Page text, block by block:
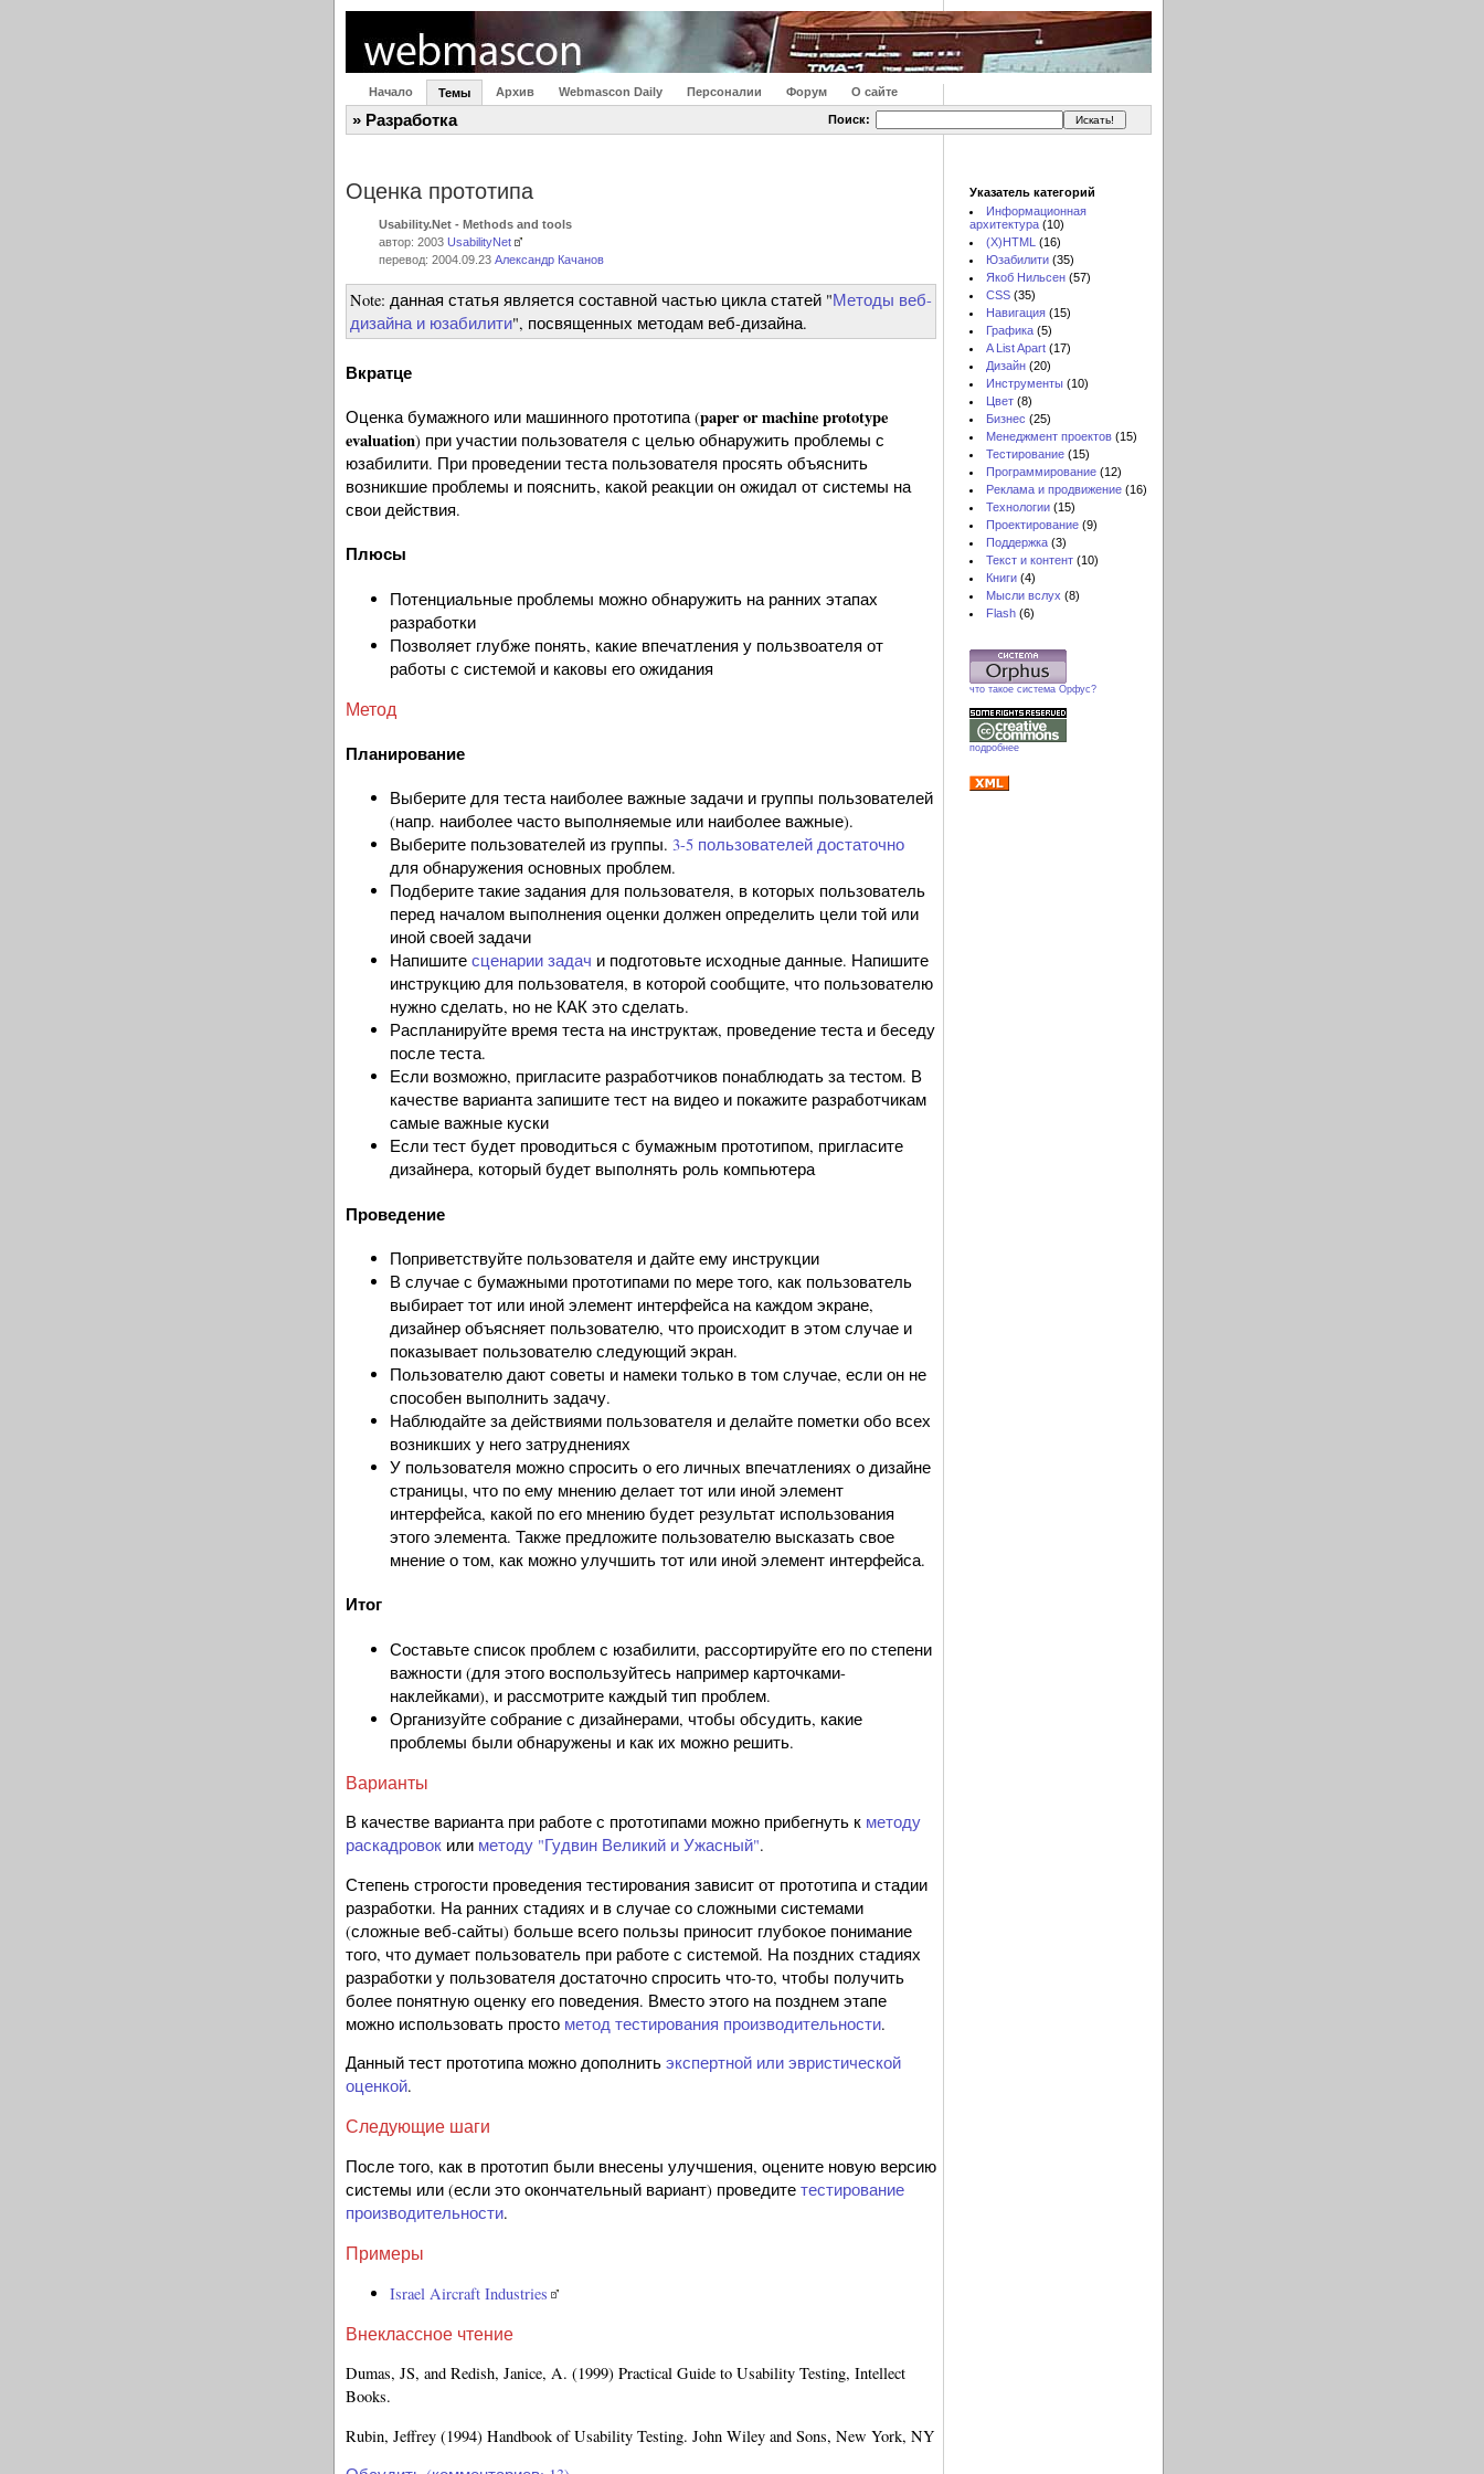
Начало Темы Архив Webmascon Daily Персоналии Форум О сайте
» Разработка Поиск:
Оценка прототипа
Usability.Net - Methods and tools
автор: 2003 UsabilityNet
перевод: 2004.09.23 Александр Качанов
Note: данная статья является составной частью цикла статей "Методы веб-
дизайна и юзабилити", посвященных методам веб-дизайна.
Вкратце
Оценка бумажного или машинного прототипа (paper or machine prototype
evaluation) при участии пользователя с целью обнаружить проблемы с
юзабилити. При проведении теста пользователя просять объяснить
возникшие проблемы и пояснить, какой реакции он ожидал от системы на
свои действия.
Плюсы
Потенциальные проблемы можно обнаружить на ранних этапах
разработки
Позволяет глубже понять, какие впечатления у пользвоателя от
работы с системой и каковы его ожидания
Метод
Планирование
Выберите для теста наиболее важные задачи и группы пользователей
(напр. наиболее часто выполняемые или наиболее важные).
Выберите пользователей из группы. 3-5 пользователей достаточно
для обнаружения основных проблем.
Подберите такие задания для пользователя, в которых пользователь
перед началом выполнения оценки должен определить цели той или
иной своей задачи
Напишите сценарии задач и подготовьте исходные данные. Напишите
инструкцию для пользователя, в которой сообщите, что пользователю
нужно сделать, но не КАК это сделать.
Распланируйте время теста на инструктаж, проведение теста и беседу
после теста.
Если возможно, пригласите разработчиков понаблюдать за тестом. В
качестве варианта запишите тест на видео и покажите разработчикам
самые важные куски
Если тест будет проводиться с бумажным прототипом, пригласите
дизайнера, который будет выполнять роль компьютера
Проведение
Поприветствуйте пользователя и дайте ему инструкции
В случае с бумажными прототипами по мере того, как пользователь
выбирает тот или иной элемент интерфейса на каждом экране,
дизайнер объясняет пользователю, что происходит в этом случае и
показывает пользователю следующий экран.
Пользователю дают советы и намеки только в том случае, если он не
способен выполнить задачу.
Наблюдайте за действиями пользователя и делайте пометки обо всех
возникших у него затруднениях
У пользователя можно спросить о его личных впечатлениях о дизайне
страницы, что по ему мнению делает тот или иной элемент
интерфейса, какой по его мнению будет результат использования
этого элемента. Также предложите пользователю высказать свое
мнение о том, как можно улучшить тот или иной элемент интерфейса.
Итог
Составьте список проблем с юзабилити, рассортируйте его по степени
важности (для этого воспользуйтесь например карточками-
наклейками), и рассмотрите каждый тип проблем.
Организуйте собрание с дизайнерами, чтобы обсудить, какие
проблемы были обнаружены и как их можно решить.
Варианты
В качестве варианта при работе с прототипами можно прибегнуть к методу
раскадровок или методу "Гудвин Великий и Ужасный".
Степень строгости проведения тестирования зависит от прототипа и стадии
разработки. На ранних стадиях и в случае со сложными системами
(сложные веб-сайты) больше всего пользы приносит глубокое понимание
того, что думает пользователь при работе с системой. На поздних стадиях
разработки у пользователя достаточно спросить что-то, чтобы получить
более понятную оценку его поведения. Вместо этого на позднем этапе
можно использовать просто метод тестирования производительности.
Данный тест прототипа можно дополнить экспертной или эвристической
оценкой.
Следующие шаги
После того, как в прототип были внесены улучшения, оцените новую версию
системы или (если это окончательный вариант) проведите тестирование
производительности.
Примеры
Israel Aircraft Industries
Внеклассное чтение
Dumas, JS, and Redish, Janice, A. (1999) Practical Guide to Usability Testing, Intellect
Books.
Rubin, Jeffrey (1994) Handbook of Usability Testing. John Wiley and Sons, New York, NY
Указатель категорий
Информационная
архитектура (10)
(X)HTML
(16)
Юзабилити (35)
Якоб Нильсен (57)
CSS (35)
Навигация (15)
Графика (5)
A List Apart (17)
Дизайн (20)
Инструменты (10)
Цвет (8)
Бизнес (25)
Менеджмент проектов (15)
Тестирование (15)
Программирование (12)
Реклама и продвижение (16)
Технологии (15)
Проектирование (9)
Поддержка (3)
Текст и контент (10)
Книги (4)
Мысли вслух (8)
Flash (6)
что такое система Орфус?
подробнее